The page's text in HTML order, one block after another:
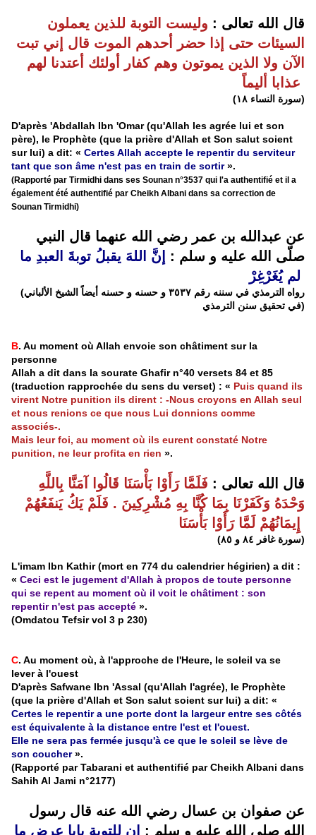
قال الله تعالى : وليست التوبة للذين يعملون
السيئات حتى إذا حضر أحدهم الموت قال إني تبت
الآن ولا الذين يموتون وهم كفار أولئك أعتدنا لهم
(سورة النساء ١٨)
D'après 'Abdallah Ibn 'Omar (qu'Allah les agrée lui et son
père), le Prophète (que la prière d'Allah et Son salut soient
sur lui) a dit: « Certes Allah accepte le repentir du serviteur
tant que son âme n'est pas en train de sortir».
(Rapporté par Tirmidhi dans ses Sounan n°3537 qui l'a authentifié et il a
également été authentifié par Cheikh Albani dans sa correction de
Sounan Tirmidhi)
عن عبدالله بن عمر رضي الله عنهما قال النبي
صلّى الله عليه و سلم : إنَّ اللهَ يقبلُ توبةَ العبدِ ما
(رواه الترمذي في سننه رقم ٣٥٣٧ و حسنه و حسنه أيضاً الشيخ الألباني
في تحقيق سنن الترمذي)
B. Au moment où Allah envoie son châtiment sur la
personne
Allah a dit dans la sourate Ghafir n°40 versets 84 et 85
(traduction rapprochée du sens du verset) : « Puis quand ils
virent Notre punition ils dirent : -Nous croyons en Allah seul
et nous renions ce que nous Lui donnions comme
associés-.
Mais leur foi, au moment où ils eurent constaté Notre
punition, ne leur profita en rien ».
قال الله تعالى : فَلَمَّا رَأَوْا بَأْسَنَا قَالُوا آمَنَّا بِاللَّهِ
وَحْدَهُ وَكَفَرْنَا بِمَا كُنَّا بِهِ مُشْرِكِينَ . فَلَمْ يَكُ يَنفَعُهُمْ
(سورة غافر ٨٤ و ٨٥)
L'imam Ibn Kathir (mort en 774 du calendrier hégirien) a dit :
« Ceci est le jugement d'Allah à propos de toute personne
qui se repent au moment où il voit le châtiment : son
repentir n'est pas accepté ».
(Omdatou Tefsir vol 3 p 230)
C. Au moment où, à l'approche de l'Heure, le soleil va se
lever à l'ouest
D'après Safwane Ibn 'Assal (qu'Allah l'agrée), le Prophète
(que la prière d'Allah et Son salut soient sur lui) a dit: «
Certes le repentir a une porte dont la largeur entre ses côtés
est équivalente à la distance entre l'est et l'ouest.
Elle ne sera pas fermée jusqu'à ce que le soleil se lève de
son coucher».
(Rapporté par Tabarani et authentifié par Cheikh Albani dans
Sahih Al Jami n°2177)
عن صفوان بن عسال رضي الله عنه قال رسول
الله صلى الله عليه و سلم :
إن للتوبة بابا عرض ما